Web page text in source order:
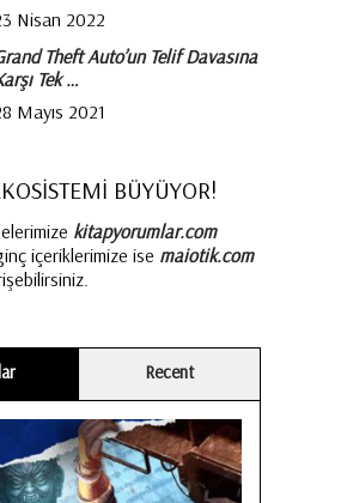
Nisan 2022
Theft Auto’un Telif Davasına
Tek …
Mayıs 2021
BÜYÜYOR!
kitapyorumlar.com
içeriklerimize ise maiotik.com
Recent